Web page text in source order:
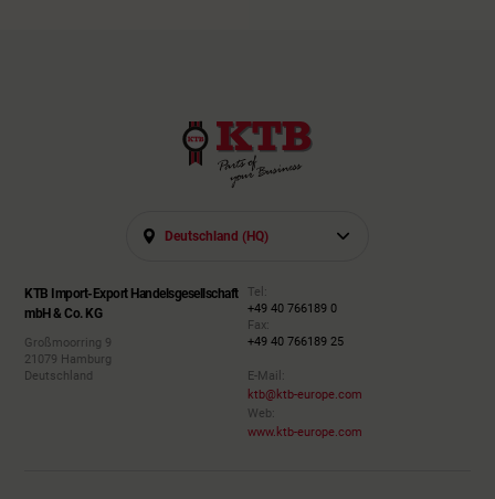
Deutschland (HQ)
KTB Import-Export Handelsgesellschaft
mbH & Co. KG
Großmoorring 9
21079 Hamburg
Deutschland
Tel:
+49 40 766189 0
Fax:
+49 40 766189 25
E-Mail:
ktb@ktb-europe.com
Web:
www.ktb-europe.com